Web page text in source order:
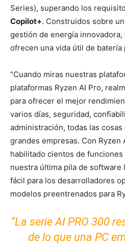
Series), superando los
Copilot+. Construidos sobre
gestión de energía
ofrecen una vida útil de batería
“Cuando miras nuestras
plataformas Ryzen AI Pro,
para ofrecer el mejor
varios días, seguridad,
administración, todas las
grandes empresas. Con Ryzen
habilitado cientos de
nuestra última pila de software
fácil para los desarrolladores
modelos preentrenados para
“La serie AI PRO 300
de lo que una PC